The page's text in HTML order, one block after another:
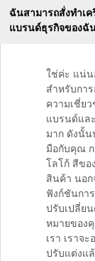
ฉันสามารถสั่งทำเ
แบรนด์ธุรกิจของฉั
ใช่ค่ะ แน่น
สำหรับกา
ความเชี่ย
แบรนด์แล
มาก ดังนั้น
มือกับคุณ ก
โลโก้ สีข
สินค้า นอก
ฟังก์ชันกา
ปรับเปลี่ย
หมายของ
เรา เราจ
ปรับแต่งแ